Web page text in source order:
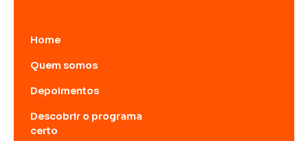
Home
Quem somos
Depoimentos
Descobrir o programa
certo